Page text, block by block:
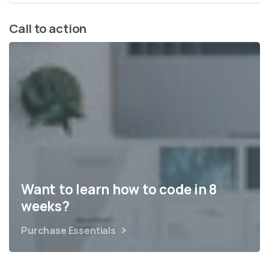
Call to action
Want to learn how to code in 8
weeks?
Purchase Essentials